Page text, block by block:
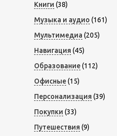
Книги (38)
Музыка и аудио (161)
Мультимедиа (205)
Навигация (45)
Образование(112)
Офисные(15)
Персонализация (39)
Покупки (33)
Путешествия (9)